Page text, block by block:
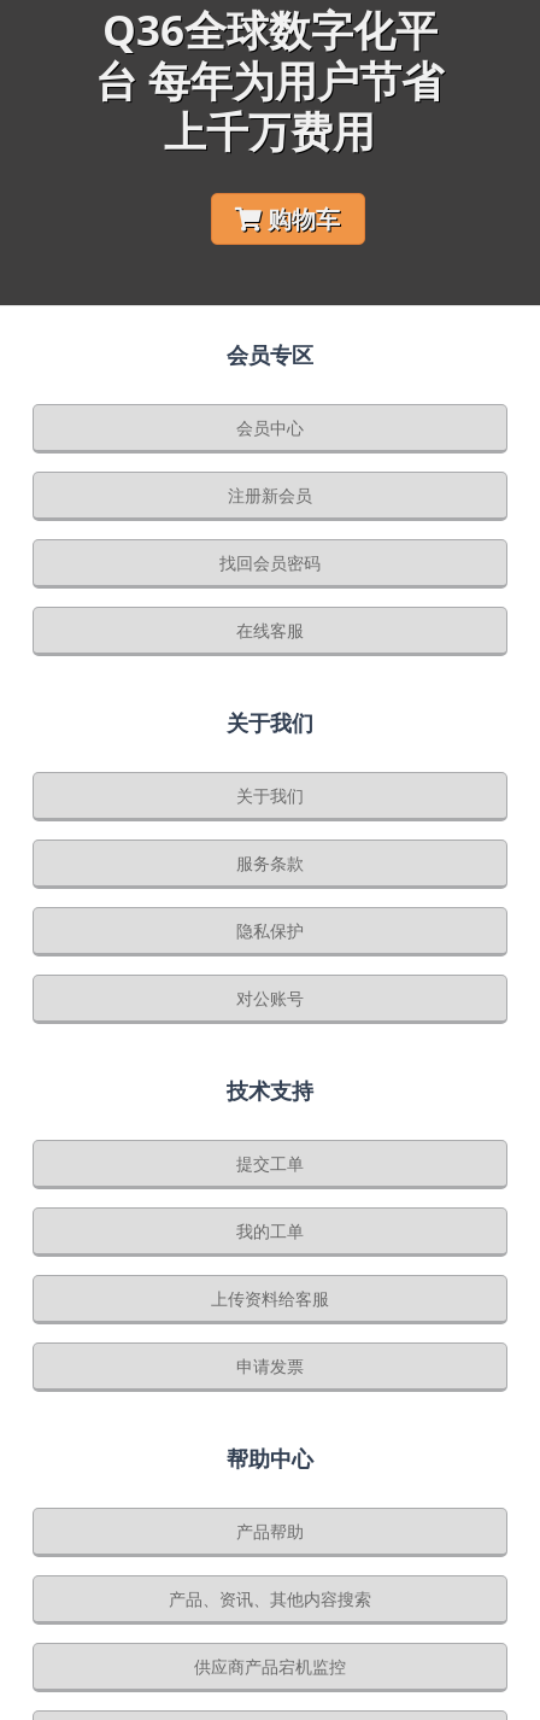
Q36全球数字化平
台 每年为用户节省
上千万费用
购物车
会员专区
会员中心
注册新会员
找回会员密码
在线客服
关于我们
关于我们
服务条款
隐私保护
对公账号
技术支持
提交工单
我的工单
上传资料给客服
申请发票
帮助中心
产品帮助
产品、资讯、其他内容搜索
供应商产品宕机监控